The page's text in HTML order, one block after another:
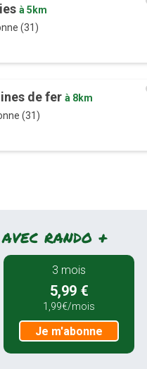
à 5km
(31)
de ferà 8km
(31)
rando +
3 mois
5,99 €
1,99€/mois
Je m'abonne